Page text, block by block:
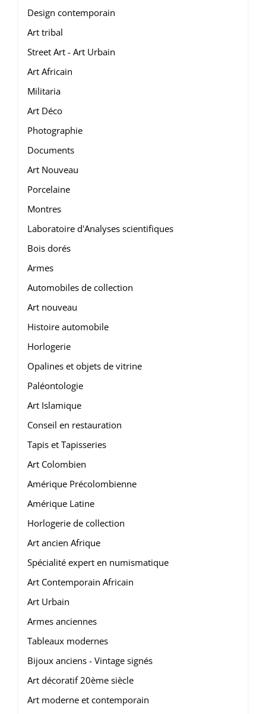
Design contemporain
Art tribal
Street Art - Art Urbain
Art Africain
Militaria
Art Déco
Photographie
Documents
Art Nouveau
Porcelaine
Montres
Laboratoire d'Analyses scientifiques
Bois dorés
Armes
Automobiles de collection
Art nouveau
Histoire automobile
Horlogerie
Opalines et objets de vitrine
Paléontologie
Art Islamique
Conseil en restauration
Tapis et Tapisseries
Art Colombien
Amérique Précolombienne
Amérique Latine
Horlogerie de collection
Art ancien Afrique
Spécialité expert en numismatique
Art Contemporain Africain
Art Urbain
Armes anciennes
Tableaux modernes
Bijoux anciens - Vintage signés
Art décoratif 20ème siècle
Art moderne et contemporain